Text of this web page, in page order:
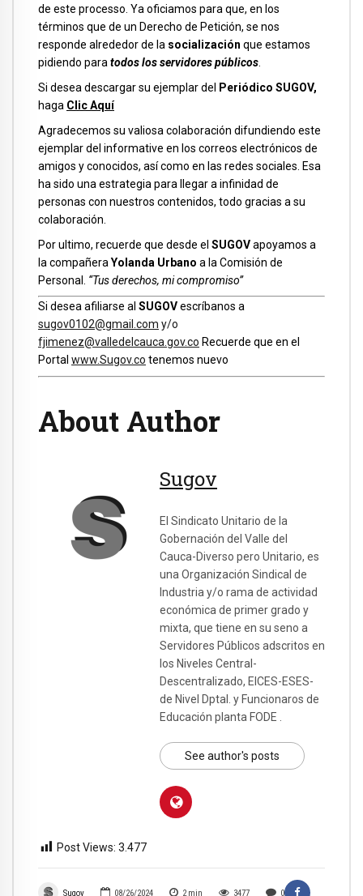
Sugov 08/26/2024 2 min 3477 0
de este processo. Ya oficiamos para que, en los
términos que de un Derecho de Petición, se nos
responde alrededor de la socialización que estamos
pidiendo paratodos los servidores públicos.
Si desea descargar su ejemplar del
Periódico SUGOV,
haga Clic Aquí
Agradecemos su valiosa colaboración difundiendo este
ejemplar del informative en los correos electrónicos de
amigos y conocidos, así como en las redes sociales. Esa
ha sido una estrategia para llegar a infinidad de
personas con nuestros contenidos, todo gracias a su
colaboración.
Por ultimo, recuerde que desde el SUGOVapoyamos a
la compañera Yolanda Urbano a la Comisión de
Personal. “Tus derechos, mi compromiso”
Si desea afiliarse al SUGOVescríbanos a
sugov0102@gmail.com y/o
fjimenez@valledelcauca.gov.co Recuerde que en el
Portal www.Sugov.co tenemos nuevo
About Author
Sugov
El Sindicato Unitario de la
Gobernación del Valle del
Cauca-Diverso pero Unitario, es
una Organización Sindical de
Industria y/o rama de actividad
económica de primer grado y
mixta, que tiene en su seno a
Servidores Públicos adscritos en
los Niveles Central-
Descentralizado, EICES-ESES-
de Nivel Dptal. y Funcionaros de
Educación planta FODE .
See author's posts
Post Views: 3.477